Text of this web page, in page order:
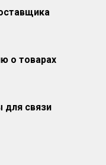
о товарах
для связи